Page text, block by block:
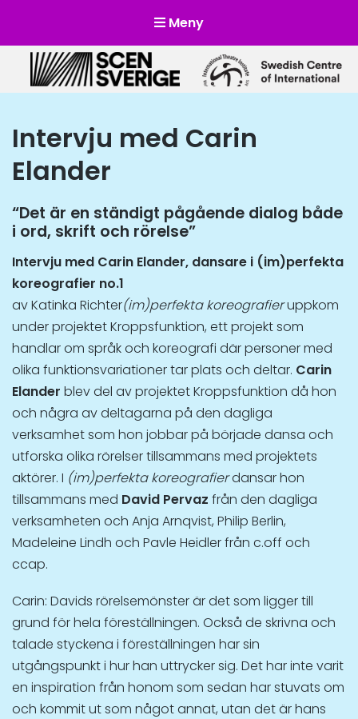
Meny
Scensverige
Mötesplats för svensk och internationell scenkonst
Intervju med Carin
Elander
“Det är en ständigt pågående dialog både
i ord, skrift och rörelse”
Intervju med Carin Elander, dansare i (im)perfekta
koreografier no.1
av Katinka Richter(im)perfekta koreografieruppkom
under projektet Kroppsfunktion, ett projekt som
handlar om språk och koreografi där personer med
olika funktionsvariationer tar plats och deltar. Carin
Elander blev del av projektet Kroppsfunktion då hon
och några av deltagarna på den dagliga
verksamhet som hon jobbar på började dansa och
utforska olika rörelser tillsammans med projektets
aktörer. I (im)perfekta koreografierdansar hon
tillsammans med David Pervaz från den dagliga
verksamheten och Anja Arnqvist, Philip Berlin,
Madeleine Lindh och Pavle Heidler från c.off och
ccap.
Carin: Davids rörelsemönster är det som ligger till
grund för hela föreställningen. Också de skrivna och
talade styckena i föreställningen har sin
utgångspunkt i hur han uttrycker sig. Det har inte varit
en inspiration från honom som sedan har stuvats om
och kommit ut som något annat, utan det är hans